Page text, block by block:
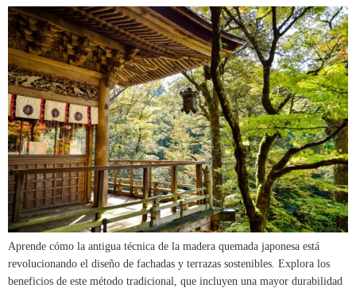
Aprende cómo la antigua técnica de la madera quemada japonesa está
revolucionando el diseño de fachadas y terrazas sostenibles. Explora los
beneficios de este método tradicional, que incluyen una mayor durabilidad